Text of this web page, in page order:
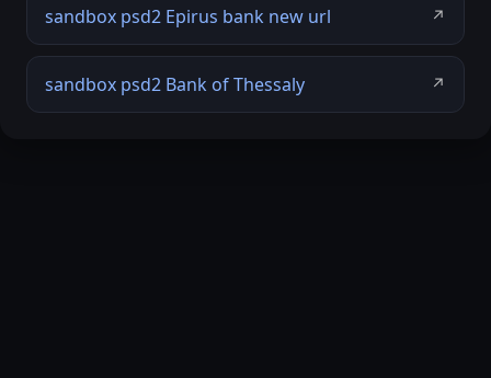
sandbox psd2 Epirus bank new url ↗
sandbox psd2 Bank of Thessaly ↗